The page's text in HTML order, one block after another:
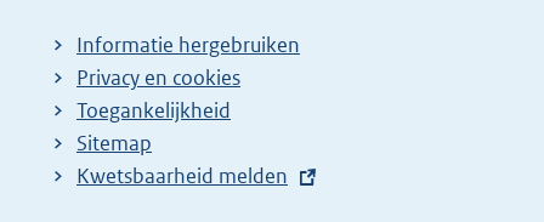
Informatie hergebruiken
Privacy en cookies
Toegankelijkheid
Sitemap
E
Kwetsbaarheid melden